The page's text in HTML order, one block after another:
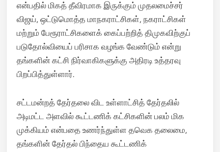
என்பதில் மிகத் தீவிரமாக இருக்கும் முதலமைச்சர்
விஜய், ஒட்டுமொத்த மாநகராட்சிகள், நகராட்சிகள்
மற்றும் பேரூராட்சிகளைக் கைப்பற்றித் திமுகவிற்குப்
படுதோல்வியைப் பரிசாக வழங்க வேண்டும் என்று
தங்களின் கட்சி நிர்வாகிகளுக்கு அதிரடி உத்தரவு
பிறப்பித்துள்ளார்.
சட்டமன்றத் தேர்தலை விட உள்ளாட்சித் தேர்தலில்
அடிமட்ட அளவில் கூட்டணிக் கட்சிகளின் பலம் மிக
முக்கியம் என்பதை உணர்ந்துள்ள தவெக தலைமை,
தங்களின் தேர்தல் பிந்தைய கூட்டணிக்